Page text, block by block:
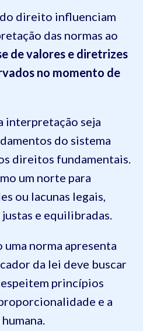
direito influenciam
das normas ao
de valores e diretrizes
no momento de
interpretação seja
do sistema
direitos fundamentais.
um norte para
ou lacunas legais,
e equilibradas.
uma norma apresenta
da lei deve buscar
princípios
e a